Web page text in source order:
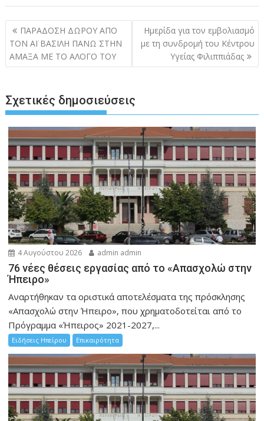
Πλοήγηση
άρθρων
ΠΑΡΑΔΟΣΗ ΔΩΡΟΥ ΑΠΟ
ΤΟΝ ΑΪ ΒΑΣΙΛΗ ΠΑΝΩ ΣΤΗΝ
ΑΜΑΞΑ ΜΕ ΤΟ ΑΛΟΓΟ ΤΟΥ
Ημερίδα για τον εμβολιασμό
με τη συνδρομή του Κέντρου
Υγείας Φιλιππιάδας
Σχετικές δημοσιεύσεις
4 Αυγούστου 2026 admin admin
76 νέες θέσεις εργασίας από το «Απασχολώ στην
Ήπειρο»
Αναρτήθηκαν τα οριστικά αποτελέσματα της πρόσκλησης
«Απασχολώ στην Ήπειρο», που χρηματοδοτείται από το
Πρόγραμμα «Ήπειρος» 2021-2027,...
Ειδήσεις Ηπείρου Επικαιρότητα